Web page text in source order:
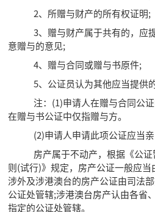
2、所赠与财产的所有权证明;
3、赠与财产属于共有的，应
意赠与的意见;
4、赠与合同或赠与书原件;
5、公证员认为其他应当提供的
注：(1)申请人在赠与合同公证
在赠与书公证中仅指赠与方。
(2)申请人申请此项公证应当亲
房产属于不动产，根据《公证
则(试行)》规定，房产公证一般应
涉外及涉港澳台的房产公证由司法
公证处管辖;涉港澳台房产认由各省
指定的公证处管辖。